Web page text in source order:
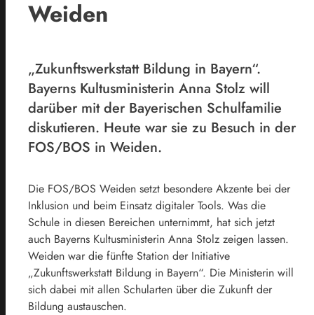
Weiden
„Zukunftswerkstatt Bildung in Bayern“.
Bayerns Kultusministerin Anna Stolz will
darüber mit der Bayerischen Schulfamilie
diskutieren. Heute war sie zu Besuch in der
FOS/BOS in Weiden.
Die FOS/BOS Weiden setzt besondere Akzente bei der
Inklusion und beim Einsatz digitaler Tools. Was die
Schule in diesen Bereichen unternimmt, hat sich jetzt
auch Bayerns Kultusministerin Anna Stolz zeigen lassen.
Weiden war die fünfte Station der Initiative
„Zukunftswerkstatt Bildung in Bayern“. Die Ministerin will
sich dabei mit allen Schularten über die Zukunft der
Bildung austauschen.